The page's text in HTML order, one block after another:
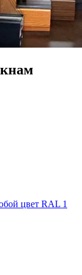
цвет RAL 1